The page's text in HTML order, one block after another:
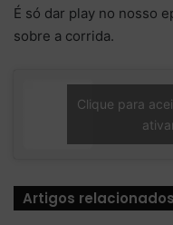
É só dar play no nosso
sobre a corrida.
Clique para
Artigos relacionados